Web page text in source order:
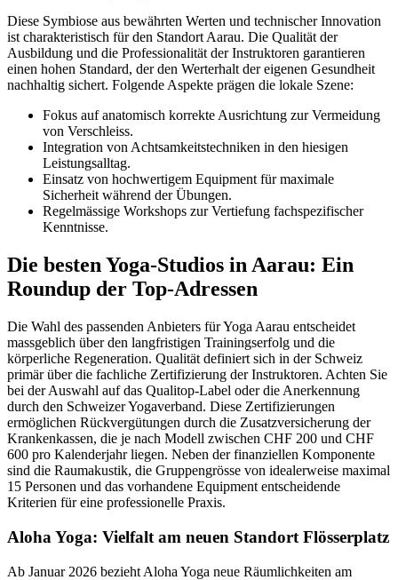
Diese Symbiose aus bewährten Werten und technischer Innovation
ist charakteristisch für den Standort Aarau. Die Qualität der
Ausbildung und die Professionalität der Instruktoren garantieren
einen hohen Standard, der den Werterhalt der eigenen Gesundheit
nachhaltig sichert. Folgende Aspekte prägen die lokale Szene:
Fokus auf anatomisch korrekte Ausrichtung zur Vermeidung
von Verschleiss.
Integration von Achtsamkeitstechniken in den hiesigen
Leistungsalltag.
Einsatz von hochwertigem Equipment für maximale
Sicherheit während der Übungen.
Regelmässige Workshops zur Vertiefung fachspezifischer
Kenntnisse.
Die besten Yoga-Studios in Aarau: Ein
Roundup der Top-Adressen
Die Wahl des passenden Anbieters für Yoga Aarau entscheidet
massgeblich über den langfristigen Trainingserfolg und die
körperliche Regeneration. Qualität definiert sich in der Schweiz
primär über die fachliche Zertifizierung der Instruktoren. Achten Sie
bei der Auswahl auf das Qualitop-Label oder die Anerkennung
durch den Schweizer Yogaverband. Diese Zertifizierungen
ermöglichen Rückvergütungen durch die Zusatzversicherung der
Krankenkassen, die je nach Modell zwischen CHF 200 und CHF
600 pro Kalenderjahr liegen. Neben der finanziellen Komponente
sind die Raumakustik, die Gruppengrösse von idealerweise maximal
15 Personen und das vorhandene Equipment entscheidende
Kriterien für eine professionelle Praxis.
Aloha Yoga: Vielfalt am neuen Standort Flösserplatz
Ab Januar 2026 bezieht Aloha Yoga neue Räumlichkeiten am